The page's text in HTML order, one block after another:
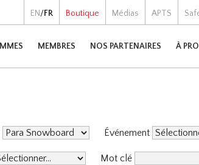
EN/FR Boutique Médias APTS
MEMBRES NOS PARTENAIRES À
Événement
Mot clé